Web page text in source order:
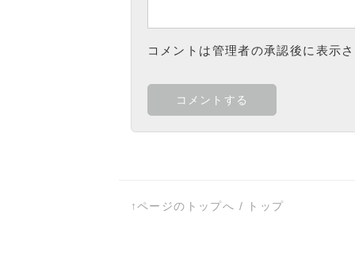
コメントは管理者の承認後に表示
↑ページのトップへ / トップ